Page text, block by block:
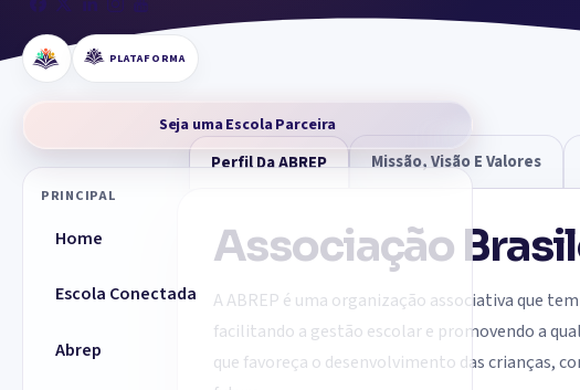
PLATAFORMA
Seja uma Escola Parceira
PRINCIPAL
Home
Escola Conectada
Abrep
Perfil Da ABREP Missão, Visão E Valores
Associação
A ABREP é uma organização associativa que
facilitando a gestão escolar e promovendo a
que favoreça o desenvolvimento das crianças,